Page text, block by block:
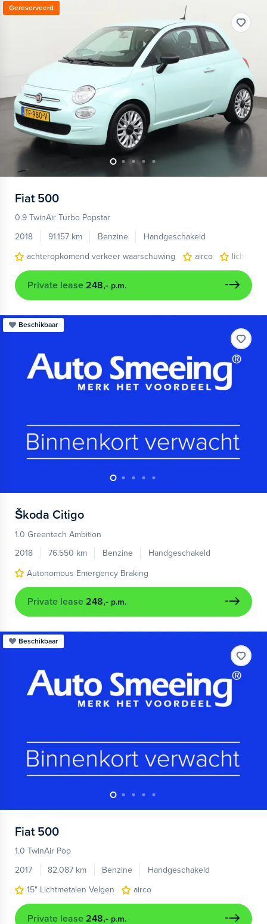
Gereserveerd
Fiat 500
0.9 TwinAir Turbo Popstar
2018
91.157 km Benzine
Handgeschakeld
achteropkomend verkeer waarschuwing
airco
Private lease 248,- p.m.
Beschikbaar
Škoda Citigo
1.0 Greentech Ambition
2018
76.550 km Benzine
Handgeschakeld
Autonomous Emergency Braking
Private lease 248,- p.m.
Beschikbaar
Fiat 500
1.0 TwinAir Pop
2017
82.087 km Benzine
Handgeschakeld
15" Lichtmetalen Velgen
airco
Private lease 248,- p.m.